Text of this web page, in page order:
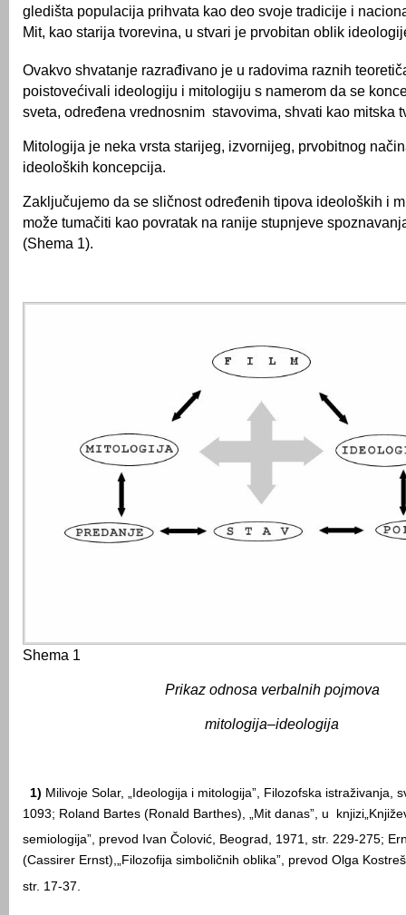
gledišta populacija prihvata kao deo svoje tradicije i
Mit, kao starija tvorevina, u stvari je prvobitan oblik
Ovakvo shvatanje razrađivano je u radovima raznih
poistovećivali ideologiju i mitologiju s namerom da se
sveta, određena vrednosnim stavovima, shvati kao mitska
Mitologija je neka vrsta starijeg, izvornijeg, prvobitnog
ideoloških koncepcija.
Zaključujemo da se sličnost određenih tipova ideoloških i
može tumačiti kao povratak na ranije stupnjeve
(Shema 1).
Shema 1
Prikaz odnosa verbalnih pojmova
mitologija–ideologija
1) Milivoje Solar, „Ideologija i mitologija”, Filozofska istraživanja,
1093; Roland Bartes (Ronald Barthes), „Mit danas”, u knjizi
semiologija”, prevod Ivan Čolović, Beograd, 1971, str. 229-275;
(Cassirer Ernst),„Filozofija simboličnih oblika”, prevod Olga
str. 17-37.